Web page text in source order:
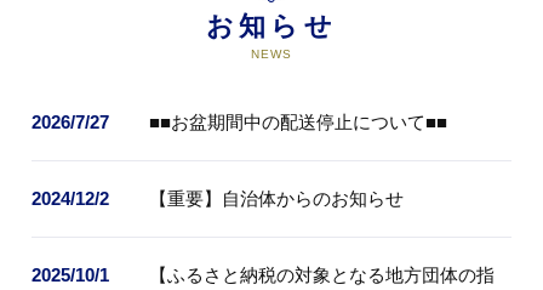
お知らせ
NEWS
2026/7/27 ■■お盆期間中の配送停止について■■
2024/12/2 【重要】自治体からのお知らせ
2025/10/1
【ふるさと納税の対象となる地方団体の指